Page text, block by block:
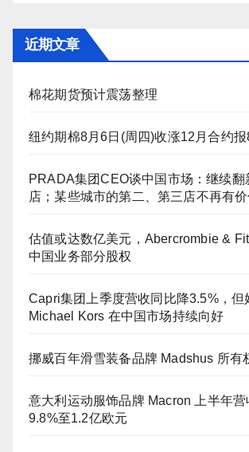
近期文章
棉花期货预计震荡整理
纽约期棉8月6日(周四)收涨12月合约
PRADA集团CEO谈中国市场：继续翻
店；某些城市的第二、第三店不再有价
估值或达数亿美元，Abercrombie &
中国业务部分股权
Capri集团上季度营收同比降3.5%，但
Michael Kors 在中国市场持续向好
挪威百年滑雪装备品牌 Madshus 所有
意大利运动服饰品牌 Macron 上半年营
9.8%至1.2亿欧元